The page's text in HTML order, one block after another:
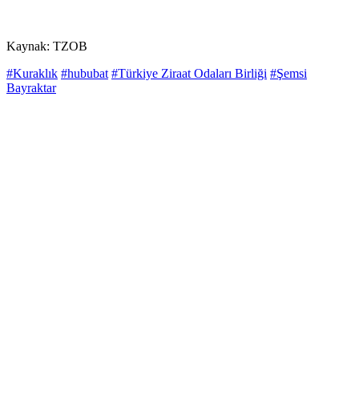
Kaynak: TZOB
#Kuraklık #hububat #Türkiye Ziraat Odaları Birliği #Şemsi
Bayraktar